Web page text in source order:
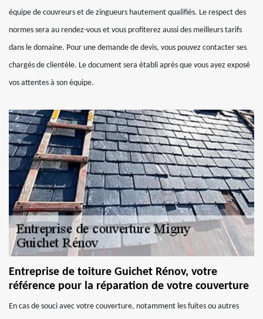
équipe de couvreurs et de zingueurs hautement qualifiés. Le respect des
normes sera au rendez-vous et vous profiterez aussi des meilleurs tarifs
dans le domaine. Pour une demande de devis, vous pouvez contacter ses
chargés de clientèle. Le document sera établi après que vous ayez exposé
vos attentes à son équipe.
Entreprise de toiture Guichet Rénov, votre
référence pour la réparation de votre couverture
En cas de souci avec votre couverture, notamment les fuites ou autres